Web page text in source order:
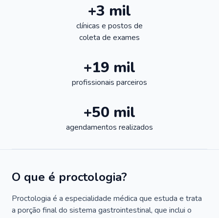
+3 mil
clínicas e postos de
coleta de exames
+19 mil
profissionais parceiros
+50 mil
agendamentos realizados
O que é proctologia?
Proctologia é a especialidade médica que estuda e trata
a porção final do sistema gastrointestinal, que inclui o